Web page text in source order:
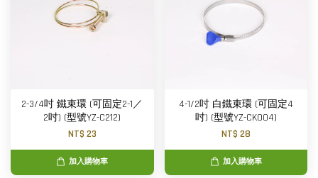
2-3/4吋 鐵束環 (可固定2-1／
2吋) (型號YZ-C212)
NT$ 23
加入購物車
4-1/2吋 白鐵束環 (可固定4
吋) (型號YZ-CK004)
NT$ 28
加入購物車